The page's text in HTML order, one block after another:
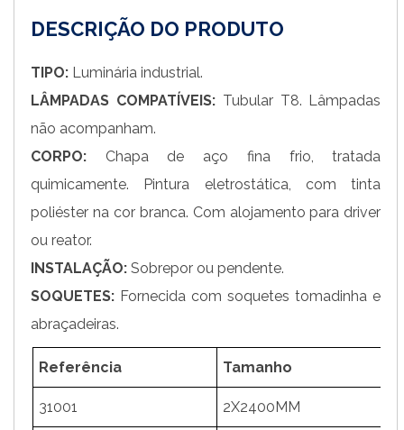
DESCRIÇÃO DO PRODUTO
TIPO: Luminária industrial.
LÂMPADAS COMPATÍVEIS:Tubular T8. Lâmpadas
não acompanham.
CORPO: Chapa de aço fina frio, tratada
quimicamente. Pintura eletrostática, com tinta
poliéster na cor branca. Com alojamento para driver
ou reator.
INSTALAÇÃO: Sobrepor ou pendente.
SOQUETES: Fornecida com soquetes tomadinha e
abraçadeiras.
Referência Tamanho
31001 2X2400MM